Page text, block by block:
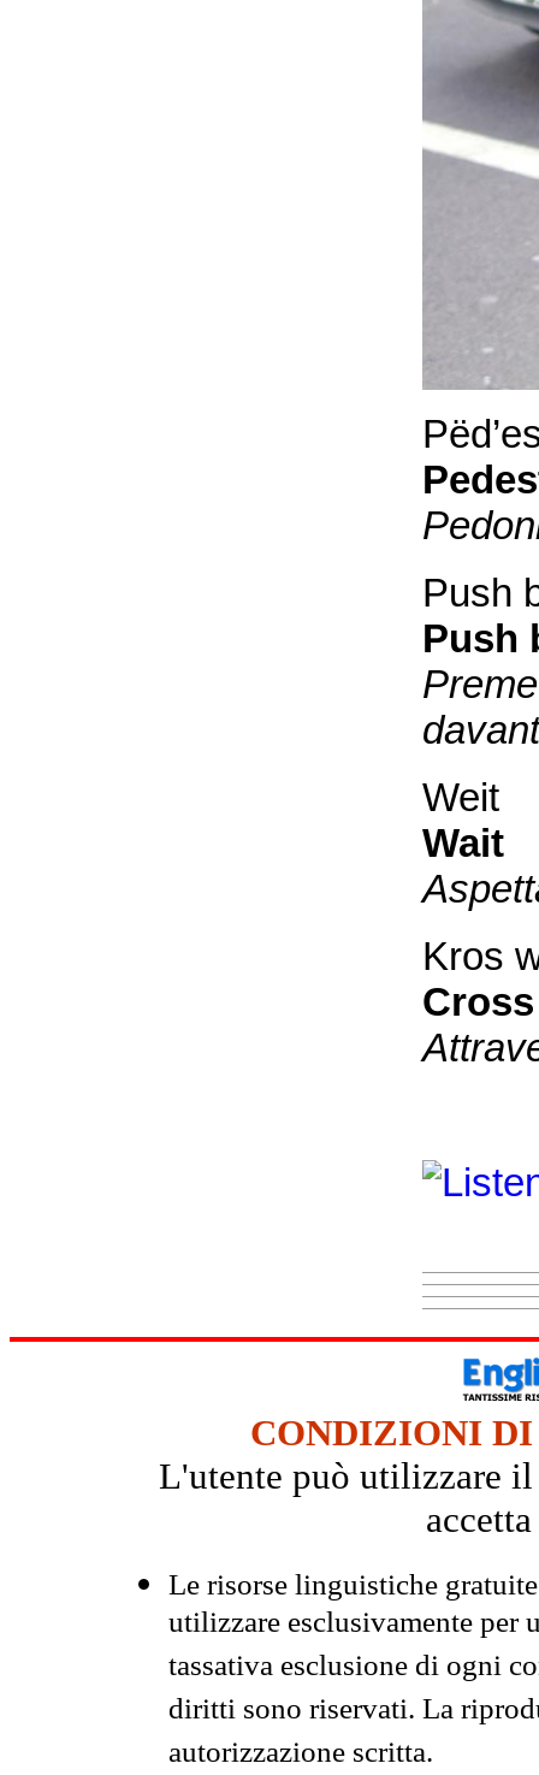
Push
Push
Weit
Wait
Kros
CONDIZIONI DI
L'utente può utilizzare il
Le risorse linguistiche
utilizzare esclusivamente per
tassativa esclusione di ogni
diritti sono riservati. La
autorizzazione scritta.